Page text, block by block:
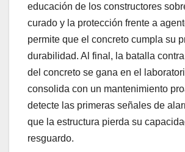
educación de los constructores
curado y la protección frente a
permite que el concreto cumpla su
durabilidad. Al final, la batalla
del concreto se gana en el
consolida con un mantenimiento
detecte las primeras señales de
que la estructura pierda su
resguardo.